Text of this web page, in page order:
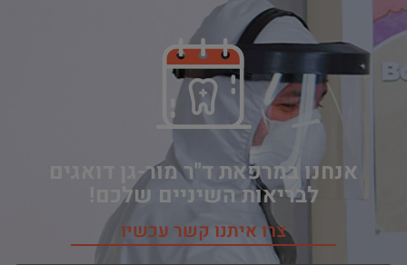
אנחנו במרפאת ד"ר מור-גן דואגים
לבריאות השיניים שלכם!
צרו איתנו קשר עכשיו